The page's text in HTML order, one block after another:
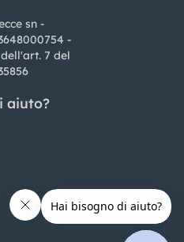
sn -
-
7 del
aiuto?
on LinkedIn